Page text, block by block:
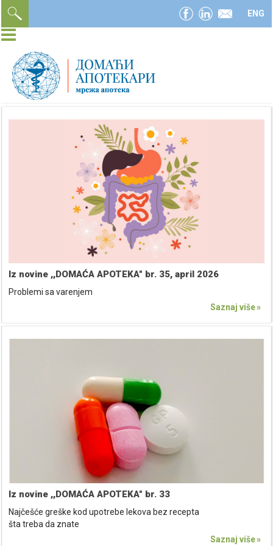
facebooklinkedin
email ENG
Iz novine ,,DOMAĆA APOTEKA" br. 35, april 2026
Problemi sa varenjem
Saznaj više
Iz novine ,,DOMAĆA APOTEKA" br. 33
Najčešće greške kod upotrebe lekova bez recepta
šta treba da znate
Saznaj više